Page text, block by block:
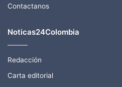
Contactanos
Noticas24Colombia
Redacción
Carta editorial